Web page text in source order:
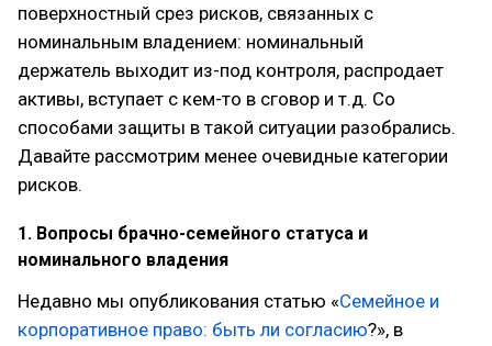
поверхностный срез рисков, связанных с
номинальным владением: номинальный
держатель выходит из-под контроля, распродает
активы, вступает с кем-то в сговор и т.д. Со
способами защиты в такой ситуации разобрались.
Давайте рассмотрим менее очевидные категории
рисков.
1. Вопросы брачно-семейного статуса и
номинального владения
Недавно мы опубликования статью «Семейное и
корпоративное право: быть ли согласию?», в